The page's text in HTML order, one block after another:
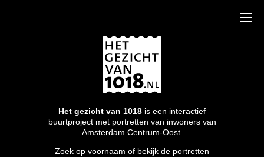
Het gezicht van 1018 is een interactief
buurtproject met portretten van inwoners van
Amsterdam Centrum-Oost.
Zoek op voornaam of bekijk de portretten